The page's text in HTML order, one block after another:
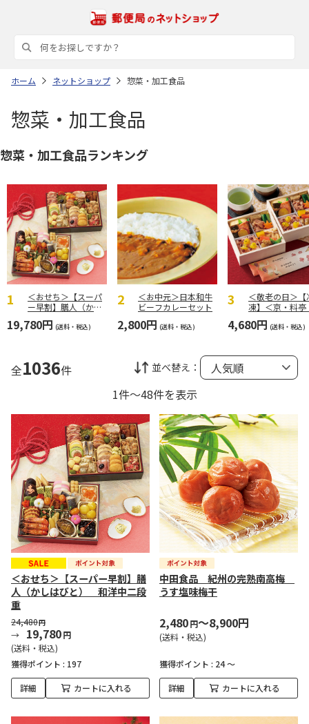
ホーム ネットショップ 惣菜・加工食品
惣菜・加工食品
惣菜・加工食品ランキング
＜おせち＞【スーパ
ー早割】膳人（かし
段重
19,780円 (送料・税込)
＜お中元＞日本和牛
ビーフカレーセット
2,800円 (送料・税込)
＜敬老の日＞【
凍】＜京・料
人前
4,680円 (送料・税込)
全1036件 並べ替え：
1件～48件を表示
＜おせち＞【スーパー早割】膳
人（かしはびと） 和洋中二段
重
24,480円
19,780円
(送料・税込)
獲得ポイント : 197
詳細 カートに入れる
中田食品 紀州の完熟南高梅
うす塩味梅干
2,480円～8,900円
(送料・税込)
獲得ポイント : 24 ～
詳細 カートに入れる